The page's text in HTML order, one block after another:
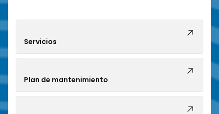
Servicios
Plan de mantenimiento